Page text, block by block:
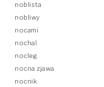
noblista
nobliwy
nocami
nochal
nocleg
nocna zjawa
nocnik